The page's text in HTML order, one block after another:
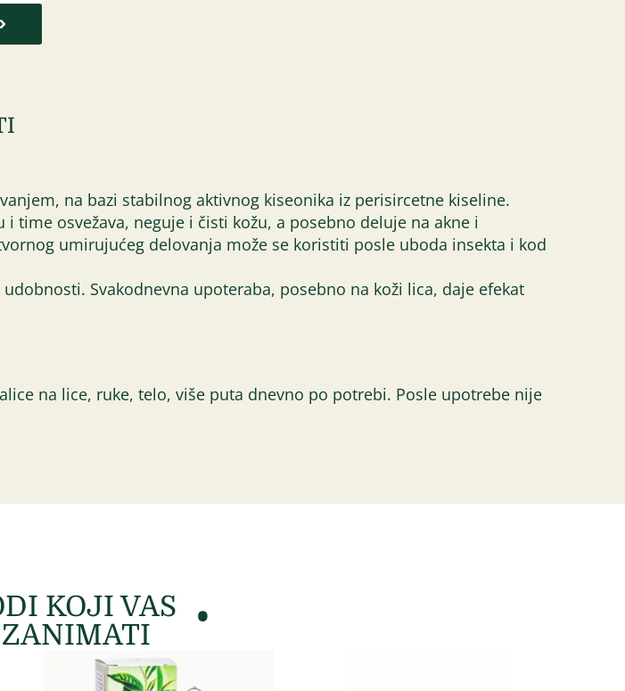
na bazi stabilnog aktivnog kiseonika iz perisircetne kiseline.
osvežava, neguje i čisti kožu, a posebno deluje na akne i
umirujućeg delovanja može se koristiti posle uboda insekta i kod
Svakodnevna upoteraba, posebno na koži lica, daje efekat
na lice, ruke, telo, više puta dnevno po potrebi. Posle upotrebe nije
KOJI VAS